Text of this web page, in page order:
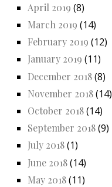
April 2019 (8)
March 2019 (14)
February 2019 (12)
January 2019 (11)
December 2018(8)
November 2018(14)
October 2018(14)
September 2018(9)
July 2018(1)
June 2018(14)
May 2018(11)